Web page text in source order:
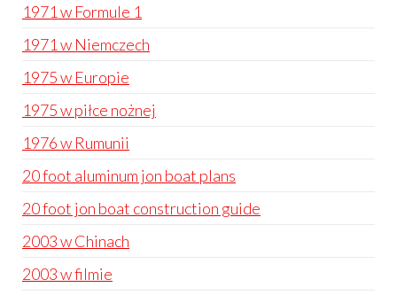
1971 w Formule 1
1971 w Niemczech
1975 w Europie
1975 w piłce nożnej
1976 w Rumunii
20 foot aluminum jon boat plans
20 foot jon boat construction guide
2003 w Chinach
2003 w filmie